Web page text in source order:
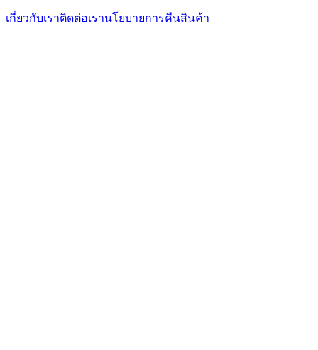
เกี่ยวกับเราติดต่อเรานโยบายการคืนสินค้า